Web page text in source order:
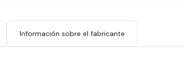
Información sobre el fabricante